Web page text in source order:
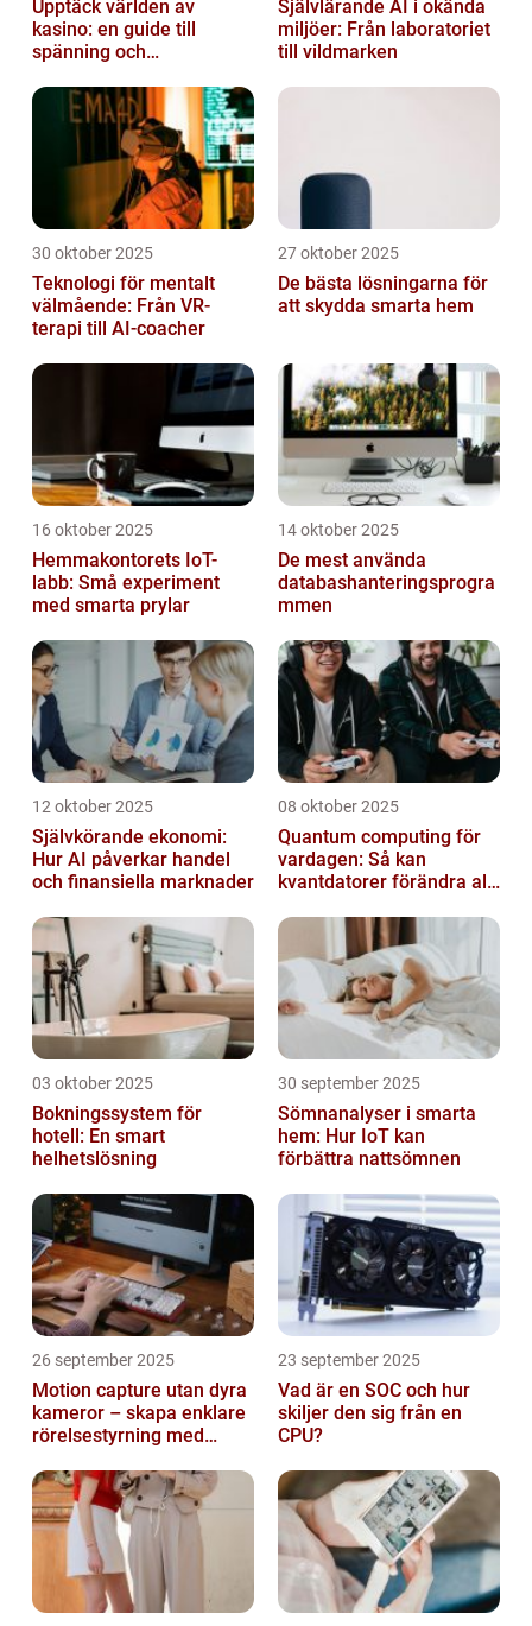
Upptäck världen av
kasino: en guide till
spänning och
Självlärande AI i okända
miljöer: Från laboratoriet
till vildmarken
30 oktober 2025
Teknologi för mentalt
välmående: Från VR-
terapi till AI-coacher
27 oktober 2025
De bästa lösningarna för
att skydda smarta hem
16 oktober 2025
Hemmakontorets IoT-
labb: Små experiment
med smarta prylar
14 oktober 2025
De mest använda
databashanteringsprogra
mmen
12 oktober 2025
Självkörande ekonomi:
Hur AI påverkar handel
och finansiella marknader
08 oktober 2025
Quantum computing för
vardagen: Så kan
kvantdatorer förändra allt
03 oktober 2025
Bokningssystem för
hotell: En smart
helhetslösning
30 september 2025
Sömnanalyser i smarta
hem: Hur IoT kan
förbättra nattsömnen
26 september 2025
Motion capture utan dyra
kameror – skapa enklare
rörelsestyrning med
23 september 2025
Vad är en SOC och hur
skiljer den sig från en
CPU?